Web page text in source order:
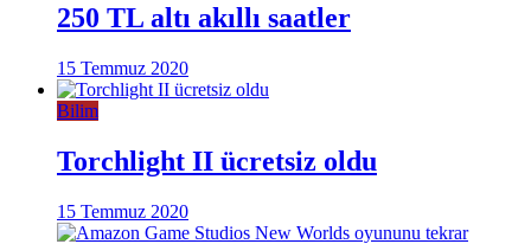
250 TL altı akıllı saatler
15 Temmuz 2020
Bilim
Torchlight II ücretsiz oldu
15 Temmuz 2020